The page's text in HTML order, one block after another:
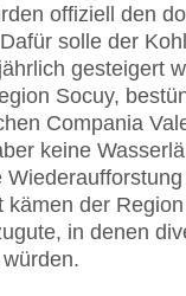
offiziell den
solle der
gesteigert
Socuy,
Compania
keine
kämen der
in denen